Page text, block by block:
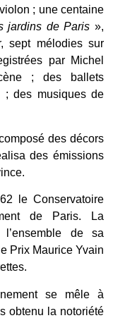
; une centaine
jardins de Paris »,
sept mélodies sur
par Michel
; des ballets
; des musiques de
des décors
des émissions
le Conservatoire
de Paris. La
de sa
Prix Maurice Yvain
se mêle à
obtenu la notoriété